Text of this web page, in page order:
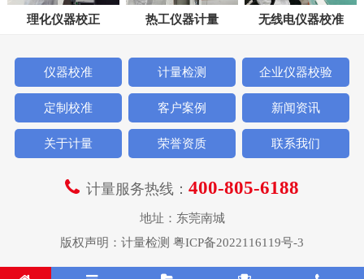
理化仪器校正 热工仪器计量 无线电仪器校准
仪器校准 计量检测 企业仪器校验
定制校准 客户案例 新闻资讯
关于计量 荣誉资质 联系我们
计量服务热线： 400-805-6188
地址：东莞南城
版权声明： 计量检测 粤ICP备2022116119号-3